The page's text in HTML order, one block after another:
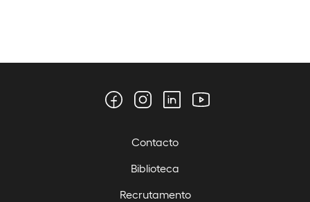
Contacto
Biblioteca
Recrutamento